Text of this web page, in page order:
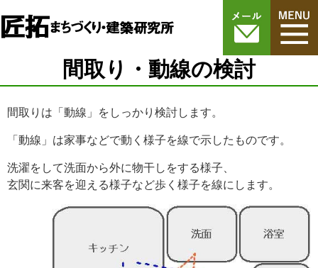
間取り・動線の検討
間取りは「動線」をしっかり検討します。
「動線」は家事などで動く様子を線で示したものです。
洗濯をして洗面から外に物干しをする様子、
玄関に来客を迎える様子など歩く様子を線にします。